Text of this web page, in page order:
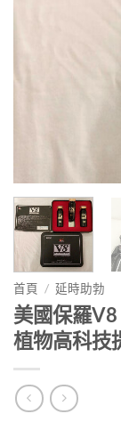
首頁 / 延時助勃
美國保羅
植物高科技